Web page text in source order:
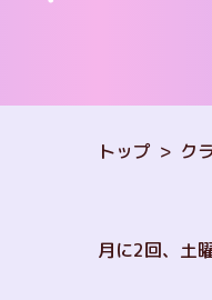
トップ ク
月に2回、土